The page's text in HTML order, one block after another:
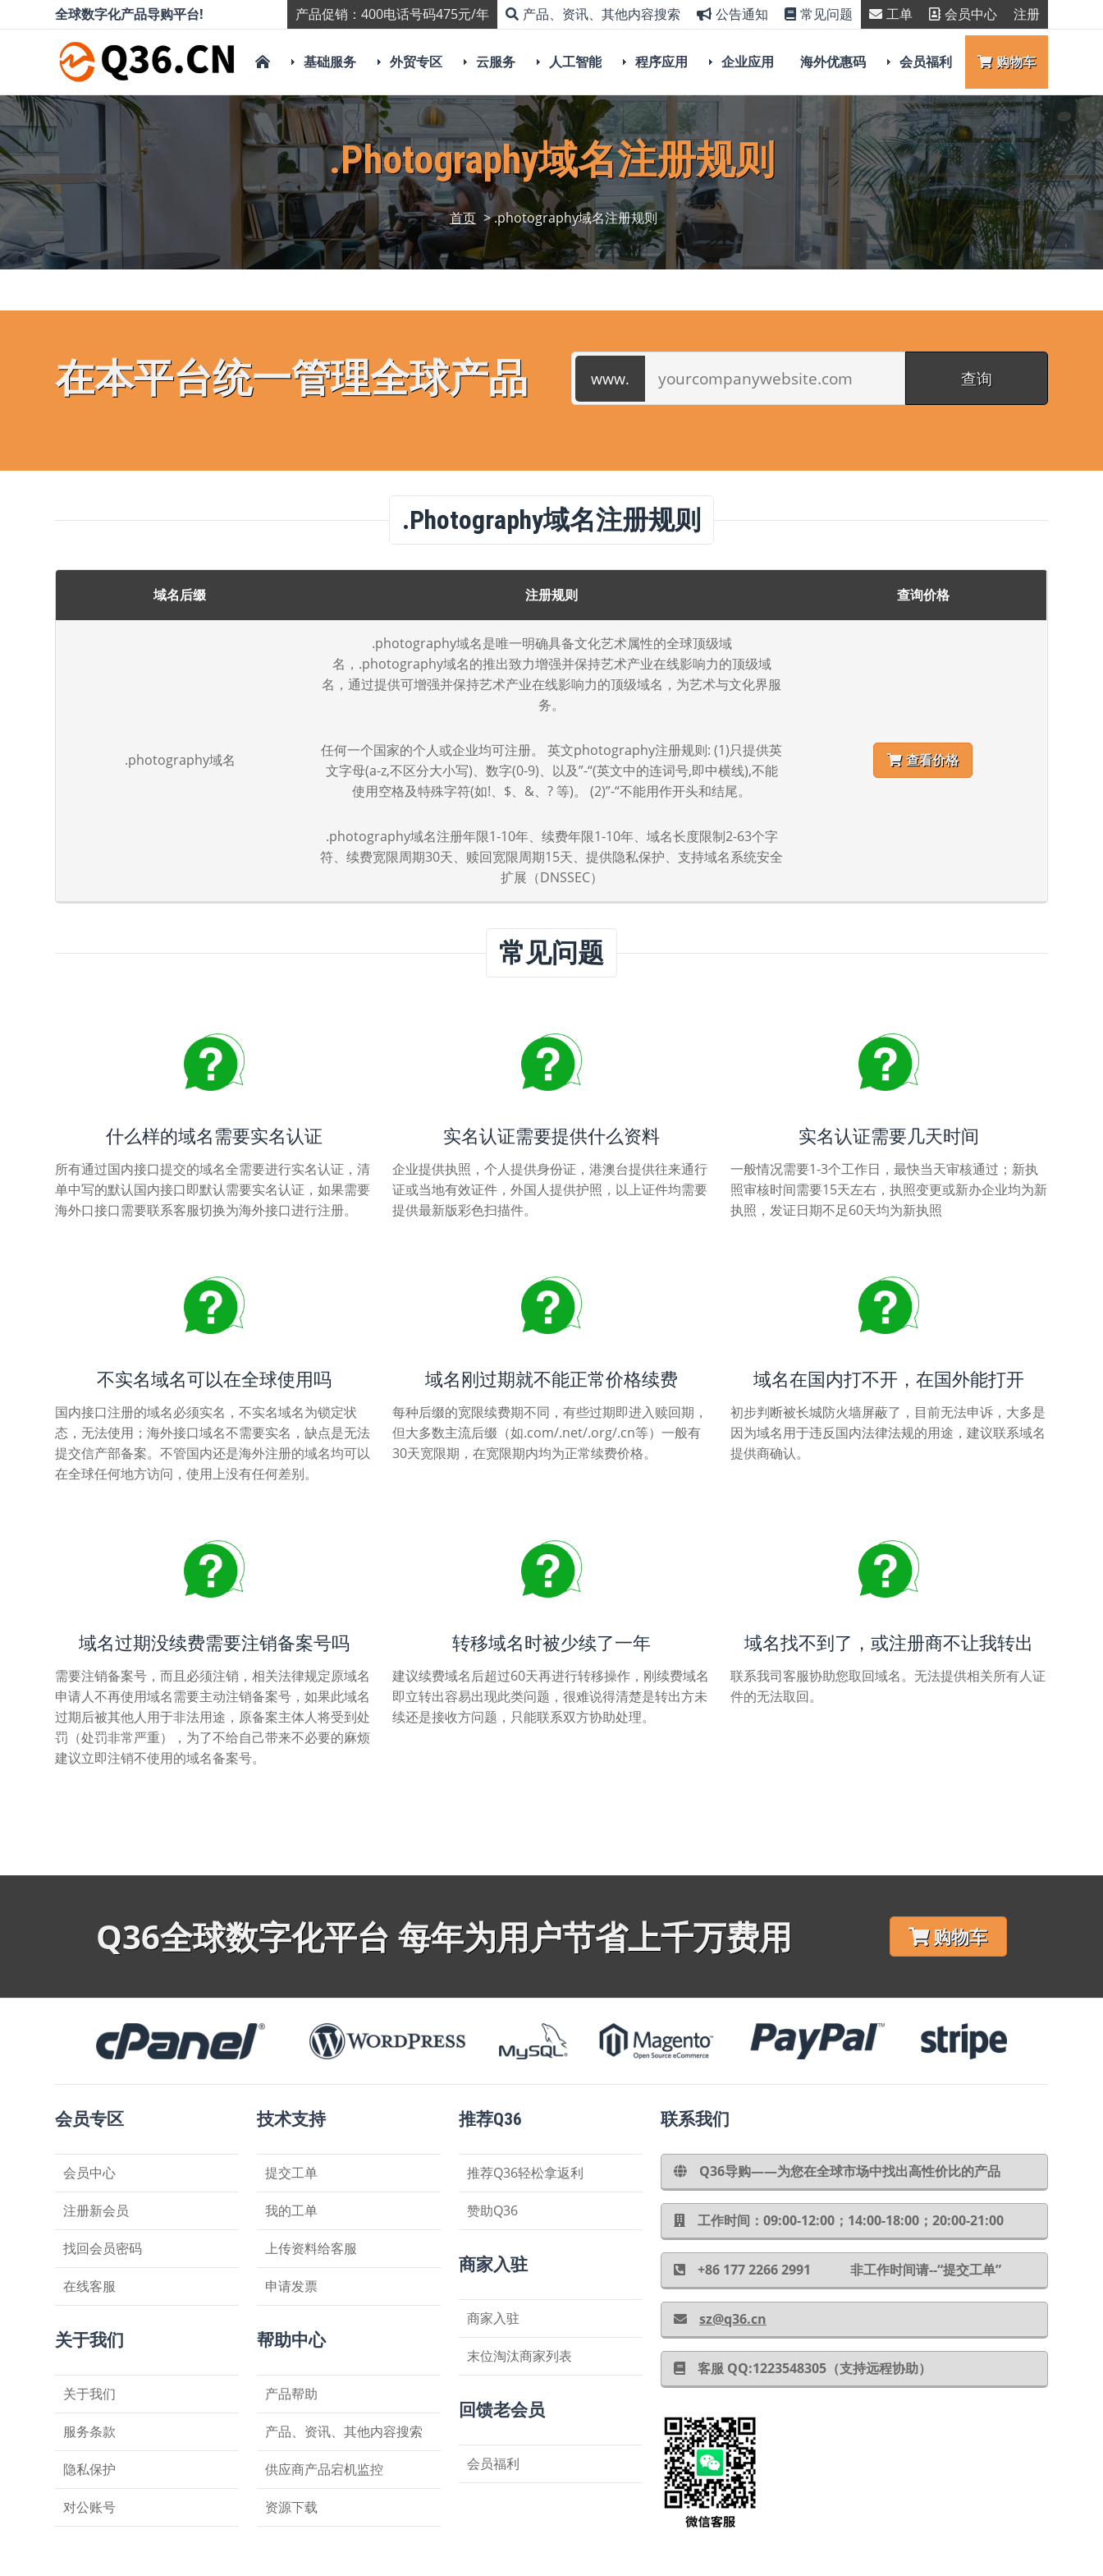
全球数字化产品导购平台! 产品促销：400电话号码475元/年 产品、资讯、其他内容搜索 公告通知 常见问题 工单 会员中心 注册
基础服务 外贸专区 云服务 人工智能 程序应用 企业应用 海外优惠码 会员福利 购物车
.photography域名注册规则
首页 > .photography域名注册规则
在本平台统一管理全球产品
.photography域名注册规则
域名后缀 注册规则 查询价格
.photography域名
.photography域名是唯一明确具备文化艺术属性的全球顶级域
名，.photography域名的推出致力增强并保持艺术产业在线影响力的顶级域
名，通过提供可增强并保持艺术产业在线影响力的顶级域名，为艺术与文化界服
务。
任何一个国家的个人或企业均可注册。 英文photography注册规则: (1)只提供英
文字母(a-z,不区分大小写)、数字(0-9)、以及”-“(英文中的连词号,即中横线),不能
使用空格及特殊字符(如!、$、&、? 等)。 (2)”-“不能用作开头和结尾。
.photography域名注册年限1-10年、续费年限1-10年、域名长度限制2-63个字
符、续费宽限周期30天、赎回宽限周期15天、提供隐私保护、支持域名系统安全
扩展（DNSSEC）
查看价格
常见问题
什么样的域名需要实名认证
所有通过国内接口提交的域名全需要进行实名认证，清
单中写的默认国内接口即默认需要实名认证，如果需要
海外口接口需要联系客服切换为海外接口进行注册。
实名认证需要提供什么资料
企业提供执照，个人提供身份证，港澳台提供往来通行
证或当地有效证件，外国人提供护照，以上证件均需要
提供最新版彩色扫描件。
实名认证需要几天时间
一般情况需要1-3个工作日，最快当天审核通过；新执
照审核时间需要15天左右，执照变更或新办企业均为新
执照，发证日期不足60天均为新执照
不实名域名可以在全球使用吗
国内接口注册的域名必须实名，不实名域名为锁定状
态，无法使用；海外接口域名不需要实名，缺点是无法
提交信产部备案。不管国内还是海外注册的域名均可以
在全球任何地方访问，使用上没有任何差别。
域名刚过期就不能正常价格续费
每种后缀的宽限续费期不同，有些过期即进入赎回期，
但大多数主流后缀（如.com/.net/.org/.cn等）一般有
30天宽限期，在宽限期内均为正常续费价格。
域名在国内打不开，在国外能打开
初步判断被长城防火墙屏蔽了，目前无法申诉，大多是
因为域名用于违反国内法律法规的用途，建议联系域名
提供商确认。
域名过期没续费需要注销备案号吗
需要注销备案号，而且必须注销，相关法律规定原域名
申请人不再使用域名需要主动注销备案号，如果此域名
过期后被其他人用于非法用途，原备案主体人将受到处
罚（处罚非常严重），为了不给自己带来不必要的麻烦
建议立即注销不使用的域名备案号。
转移域名时被少续了一年
建议续费域名后超过60天再进行转移操作，刚续费域名
即立转出容易出现此类问题，很难说得清楚是转出方未
续还是接收方问题，只能联系双方协助处理。
域名找不到了，或注册商不让我转出
联系我司客服协助您取回域名。无法提供相关所有人证
件的无法取回。
Q36全球数字化平台 每年为用户节省上千万费用 购物车
会员专区
会员中心
注册新会员
找回会员密码
在线客服
关于我们
关于我们
服务条款
隐私保护
对公账号
技术支持
提交工单
我的工单
上传资料给客服
申请发票
帮助中心
产品帮助
产品、资讯、其他内容搜索
供应商产品宕机监控
资源下载
推荐Q36
推荐Q36轻松拿返利
赞助Q36
商家入驻
商家入驻
末位淘汰商家列表
回馈老会员
会员福利
联系我们
Q36导购——为您在全球市场中找出高性价比的产品
工作时间：09:00-12:00；14:00-18:00；20:00-21:00
+86 177 2266 2991 非工作时间请--“提交工单”
sz@q36.cn
客服 QQ:1223548305（支持远程协助）